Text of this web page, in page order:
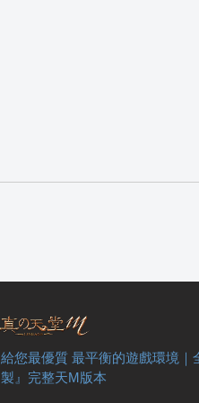
給您最優質 最平衡的遊戲環境
製』完整天M版本